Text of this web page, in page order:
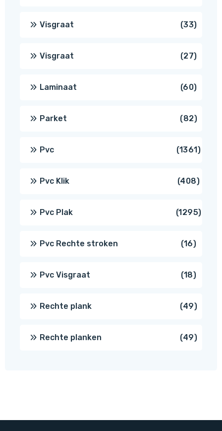
Visgraat 3333
Visgraat 2727
Laminaat 6060
Parket 8282
Pvc 13611361
Pvc Klik 408408
Pvc Plak 12951295
Pvc Rechte stroken 1616
Pvc Visgraat 1818
Rechte plank 4949
Rechte planken 4949